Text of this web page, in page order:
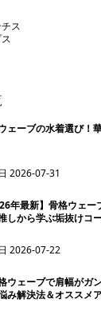
ス
ェーブの水着選び！
2026-07-31
年最新】骨格ウェ
しから学ぶ垢抜けコ
2026-07-22
格ウェーブで肩幅がガ
み解決法＆オススメ